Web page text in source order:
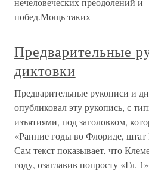
побед.Мощь таких
Предварительные
диктовки
Предварительные рукописи и
опубликовал эту рукопись, с
изъятиями, под заголовком,
«Ранние годы во Флориде,
Сам текст показывает, что
году, озаглавив попросту «Гл. 1»